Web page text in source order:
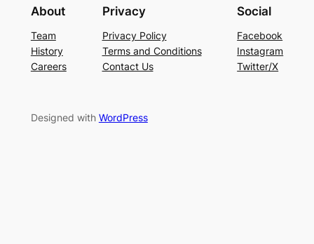
About
Team
History
Careers
Privacy
Privacy Policy
Terms and Conditions
Contact Us
Social
Facebook
Instagram
Twitter/X
Designed with WordPress